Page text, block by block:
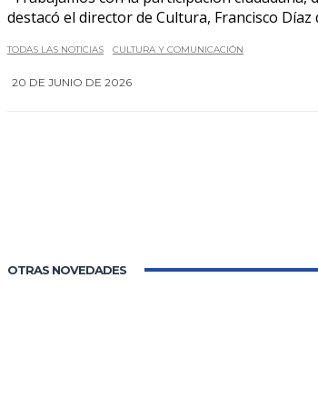
destacó el director de Cultura, Francisco Díaz
TODAS LAS NOTICIAS CULTURA Y COMUNICACIÓN
20 DE JUNIO DE 2026
OTRAS NOVEDADES